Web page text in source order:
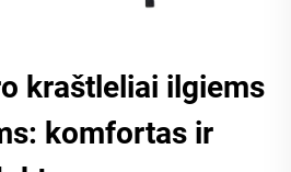
kraštleliai ilgiems
komfortas ir